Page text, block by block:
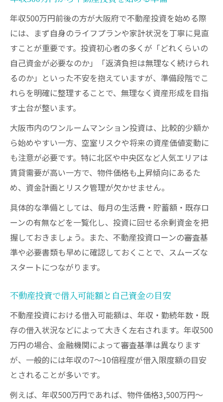
年収500万円前後の方が大阪府で不動産投資を始める際
には、まず自身のライフプランや家計状況を丁寧に見直
すことが重要です。投資初心者の多くが「どれくらいの
自己資金が必要なのか」「返済負担は無理なく続けられ
るのか」といった不安を抱えていますが、準備段階でこ
れらを明確に整理することで、無理なく資産形成を目指
す土台が整います。
大阪市内のワンルームマンション投資は、比較的少額か
ら始めやすい一方、空室リスクや将来の資産価値変動に
も注意が必要です。特に北区や中央区など人気エリアは
賃貸需要が高い一方で、物件価格も上昇傾向にあるた
め、資金計画とリスク管理が欠かせません。
具体的な準備としては、毎月の生活費・貯蓄額・既存ロ
ーンの有無などを一覧化し、投資に回せる余剰資金を把
握しておきましょう。また、不動産投資ローンの審査基
準や必要書類も早めに確認しておくことで、スムーズな
スタートにつながります。
不動産投資で借入可能額と自己資金の目安
不動産投資における借入可能額は、年収・勤続年数・既
存の借入状況などによって大きく左右されます。年収500
万円の場合、金融機関によって審査基準は異なります
が、一般的には年収の7〜10倍程度が借入限度額の目安
とされることが多いです。
例えば、年収500万円であれば、物件価格3,500万円〜